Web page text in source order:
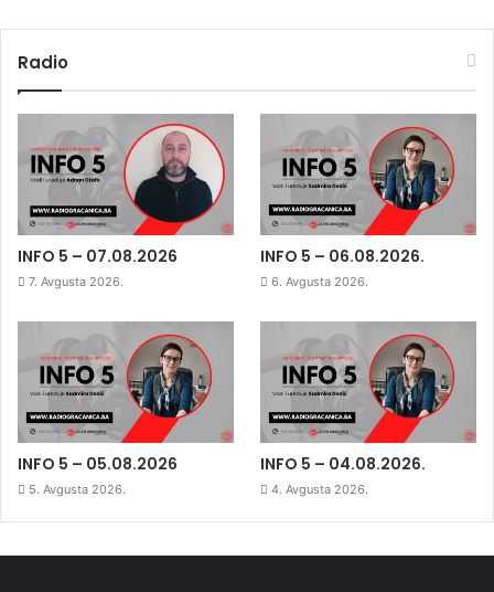
Radio
INFO 5 – 07.08.2026
7. Avgusta 2026.
INFO 5 – 06.08.2026.
6. Avgusta 2026.
INFO 5 – 05.08.2026
5. Avgusta 2026.
INFO 5 – 04.08.2026.
4. Avgusta 2026.